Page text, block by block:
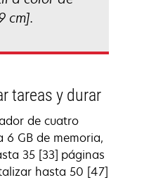
cm].
tareas y durar
de cuatro
6 GB de memoria,
35 [33] páginas
hasta 50 [47]